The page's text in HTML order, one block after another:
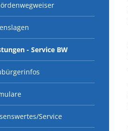
- Service BW
Service